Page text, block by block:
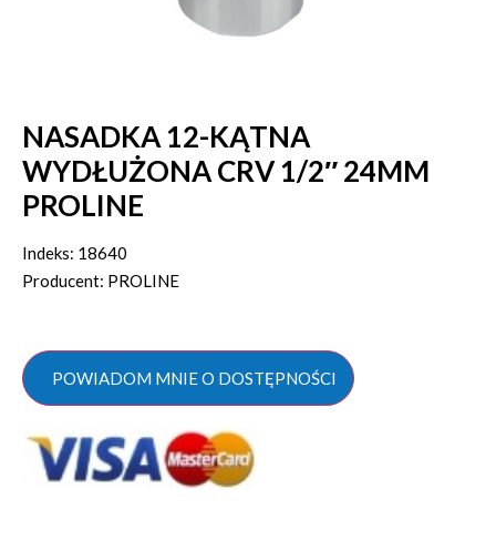
NASADKA 12-KĄTNA
WYDŁUŻONA CRV 1/2″ 24MM
PROLINE
Indeks: 18640
Producent: PROLINE
POWIADOM MNIE O DOSTĘPNOŚCI